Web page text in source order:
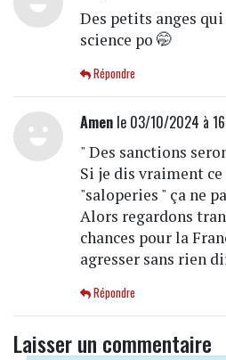
Des petits anges
science po 🤭
Répondre
Amenle 03/10/2024 à
" Des sanctions
Si je dis vraiment ce
"saloperies " ça ne
Alors regardons
chances pour la
agresser sans rien
Répondre
Laisser un commentaire